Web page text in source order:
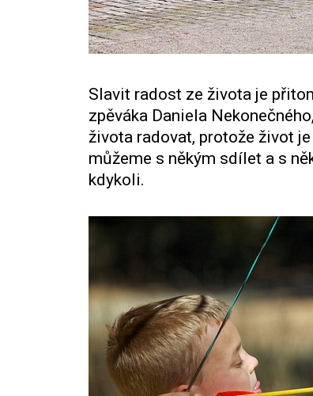
Slavit radost ze života je
zpěváka Daniela
života radovat, protože život
můžeme s někým sdílet a s
kdykoli.